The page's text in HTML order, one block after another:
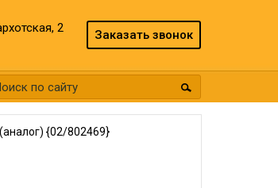
2
Заказать звонок
{02/802469}